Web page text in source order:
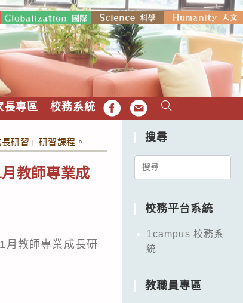
長專區 校務系統 FB EMAIL
研習」研習課程。
教師專業成
月教師專業成長研
搜尋
Search
校務平台系統
1campus 校務系
統
教職員專區